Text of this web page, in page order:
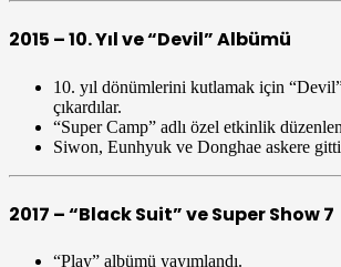
2015 – 10. Yıl ve “Devil” Albümü
10. yıl dönümlerini kutlamak için
çıkardılar.
“Super Camp” adlı özel etkinlik
Siwon, Eunhyuk ve Donghae askere
2017 – “Black Suit” ve Super Show 7
“Play” albümü yayımlandı.